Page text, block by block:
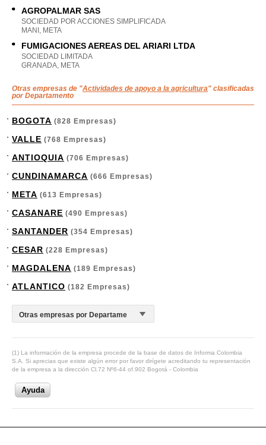
AGROPALMAR SAS
SOCIEDAD POR ACCIONES SIMPLIFICADA
MANI, META
FUMIGACIONES AEREAS DEL ARIARI LTDA
SOCIEDAD LIMITADA
GRANADA, META
Otras empresas de "Actividades de apoyo a la agricultura" clasificadas
por Departamento
BOGOTA (828 Empresas)
VALLE (768 Empresas)
ANTIOQUIA (706 Empresas)
CUNDINAMARCA (666 Empresas)
META (613 Empresas)
CASANARE (490 Empresas)
SANTANDER (354 Empresas)
CESAR (228 Empresas)
MAGDALENA (189 Empresas)
ATLANTICO (182 Empresas)
(1) La información de la empresa procede de la base de datos de Informa Colombia
S.A. Si aprecias que existe algún error por favor dirígete acreditando tu representación
de la empresa a la dirección Cl.72 Nº6-44 of.902 Bogotá - Colombia
Ayuda